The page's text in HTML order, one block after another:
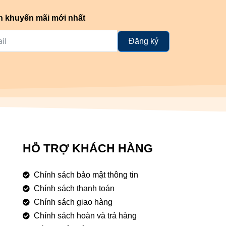
khuyến mãi mới nhất
Đăng ký
HỖ TRỢ KHÁCH HÀNG
Chính sách bảo mật thông tin
Chính sách thanh toán
Chính sách giao hàng
Chính sách hoàn và trả hàng